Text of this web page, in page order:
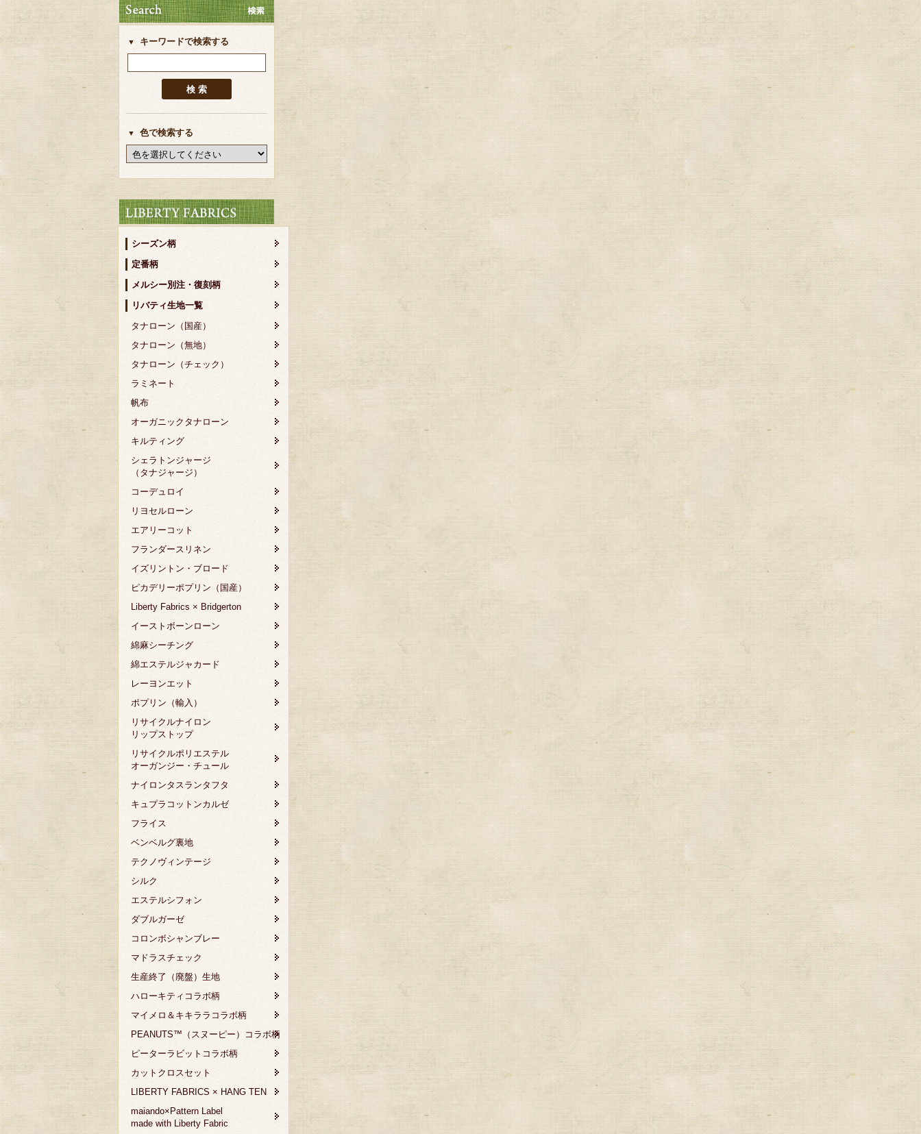
キーワードで検索する
色で検索する
シーズン柄
定番柄
メルシー別注・復刻柄
リバティ生地一覧
タナローン（国産）
タナローン（無地）
タナローン（チェック）
ラミネート
帆布
オーガニックタナローン
キルティング
シェラトンジャージ
（タナジャージ）
コーデュロイ
リヨセルローン
エアリーコット
フランダースリネン
イズリントン・ブロード
ピカデリーポプリン（国産）
Liberty Fabrics × Bridgerton
イーストボーンローン
綿麻シーチング
綿エステルジャカード
レーヨンエット
ポプリン（輸入）
リサイクルナイロン
リップストップ
リサイクルポリエステル
オーガンジー・チュール
ナイロンタスランタフタ
キュプラコットンカルゼ
フライス
ベンベルグ裏地
テクノヴィンテージ
シルク
エステルシフォン
ダブルガーゼ
コロンボシャンブレー
マドラスチェック
生産終了（廃盤）生地
ハローキティコラボ柄
マイメロ＆キキララコラボ柄
PEANUTS™（スヌーピー）コラボ柄
ピーターラビットコラボ柄
カットクロスセット
LIBERTY FABRICS × HANG TEN
maiando×Pattern Label
made with Liberty Fabric